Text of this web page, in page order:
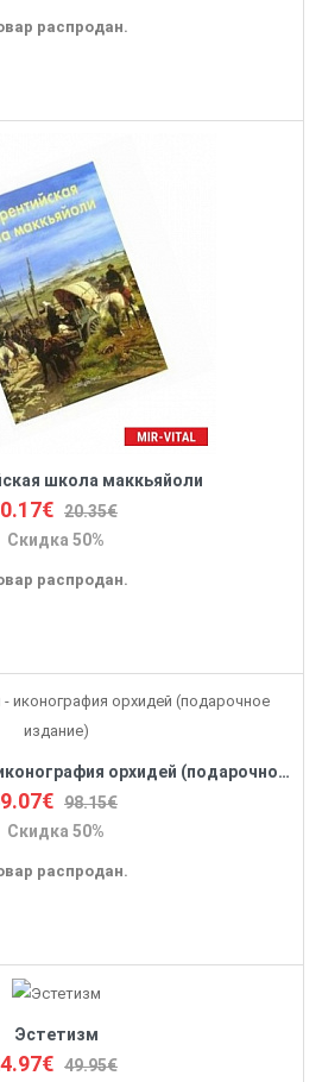
распродан.
школа маккьяйоли
20.35€
Скидка 50%
распродан.
Орхидеи. Линдения - иконография орхидей (подарочное издание)
98.15€
Скидка 50%
распродан.
Эстетизм
49.95€